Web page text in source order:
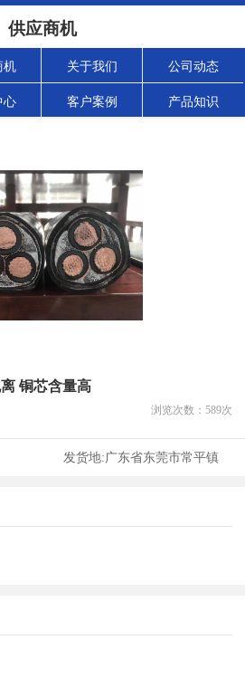
供应商机
机 关于我们 公司动态
心 客户案例 产品知识
铜芯含量高
浏览次数： 589次
发货地:广东省东莞市常平镇